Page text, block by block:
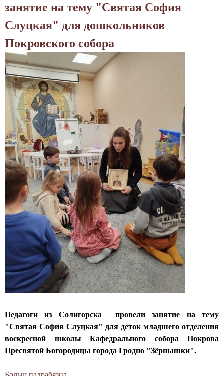
д
н
о
д
а
о
и
м
л
а
д
ш
е
г
о
о
т
д
е
л
е
н
и
я
в
с
к
р
е
занятие на тему "Святая София
Слуцкая" для дошкольников
Покровского собора
Педагоги из Солигорска провели занятие на тему
"Святая София Слуцкая" для деток младшего отделения
воскресной школы Кафедрального собора Покрова
Пресвятой Богородицы города Гродно "Зёрнышки".